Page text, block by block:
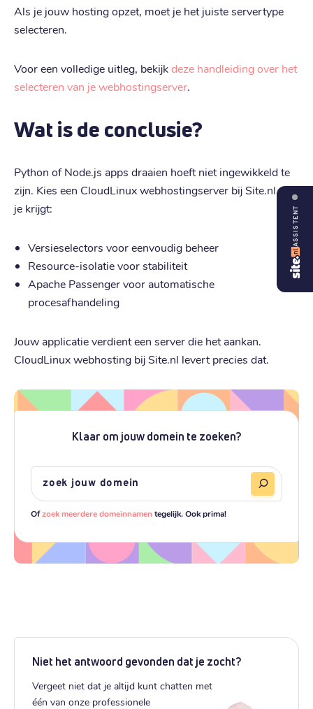
Als je jouw hosting opzet, moet je het juiste servertype
selecteren.
Voor een volledige uitleg, bekijkdeze handleiding over het
selecteren van je webhostingserver.
Wat is de conclusie?
Python of Node.js apps draaien hoeft niet ingewikkeld te
zijn. Kies een CloudLinux webhostingserver bij Site.nl, en
je krijgt:
Versieselectors voor eenvoudig beheer
Resource-isolatie voor stabiliteit
Apache Passenger voor automatische
procesafhandeling
Jouw applicatie verdient een server die het aankan.
CloudLinux webhosting bij Site.nl levert precies dat.
Klaar om jouw domein te zoeken?
Ofzoek meerdere domeinnamentegelijk. Ook prima!
Niet het antwoord gevonden dat je zocht?
Vergeet niet dat je altijd kunt chatten met
één van onze professionele
ASSISTENT